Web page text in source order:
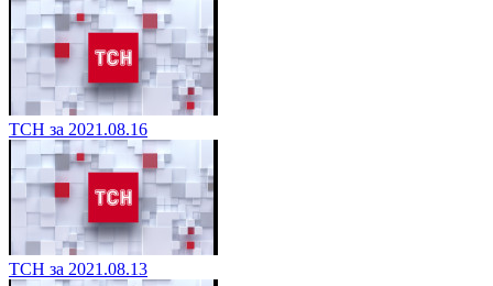
ТСН за 2021.08.16
ТСН за 2021.08.13